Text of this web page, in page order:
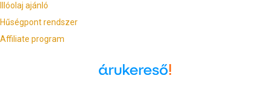
Illóolaj ajánló
Hűségpont rendszer
Affiliate program